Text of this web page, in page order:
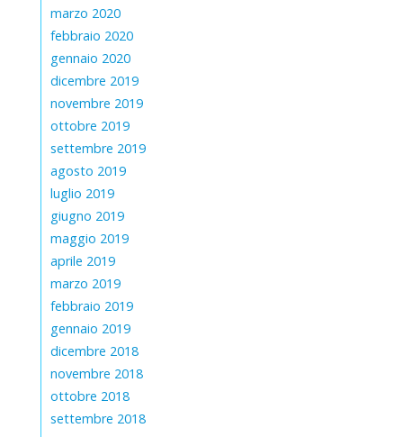
marzo 2020
febbraio 2020
gennaio 2020
dicembre 2019
novembre 2019
ottobre 2019
settembre 2019
agosto 2019
luglio 2019
giugno 2019
maggio 2019
aprile 2019
marzo 2019
febbraio 2019
gennaio 2019
dicembre 2018
novembre 2018
ottobre 2018
settembre 2018